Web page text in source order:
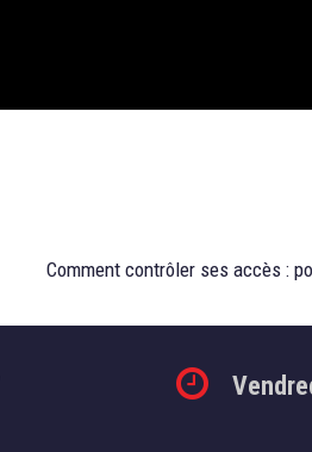
Comment contrôler ses accès :